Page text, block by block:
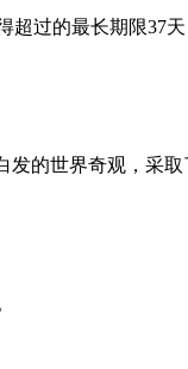
过的最长期限
的世界奇观，采